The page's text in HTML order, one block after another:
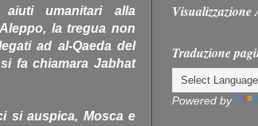
umanitari alla
la tregua non
ad al-Qaeda del
fa chiamara Jabhat
si auspica, Mosca e
Traduzione
Powered by